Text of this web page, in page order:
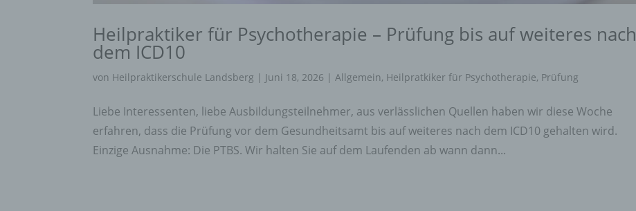
Heilpraktiker für Psychotherapie – Prüfung bis auf weiteres nach
dem ICD10
von Heilpraktikerschule Landsberg | Juni 18, 2026 |Allgemein, Heilpratkiker für Psychotherapie, Prüfung
Liebe Interessenten, liebe Ausbildungsteilnehmer, aus verlässlichen Quellen haben wir diese Woche
erfahren, dass die Prüfung vor dem Gesundheitsamt bis auf weiteres nach dem ICD10 gehalten wird.
Einzige Ausnahme: Die PTBS. Wir halten Sie auf dem Laufenden ab wann dann...